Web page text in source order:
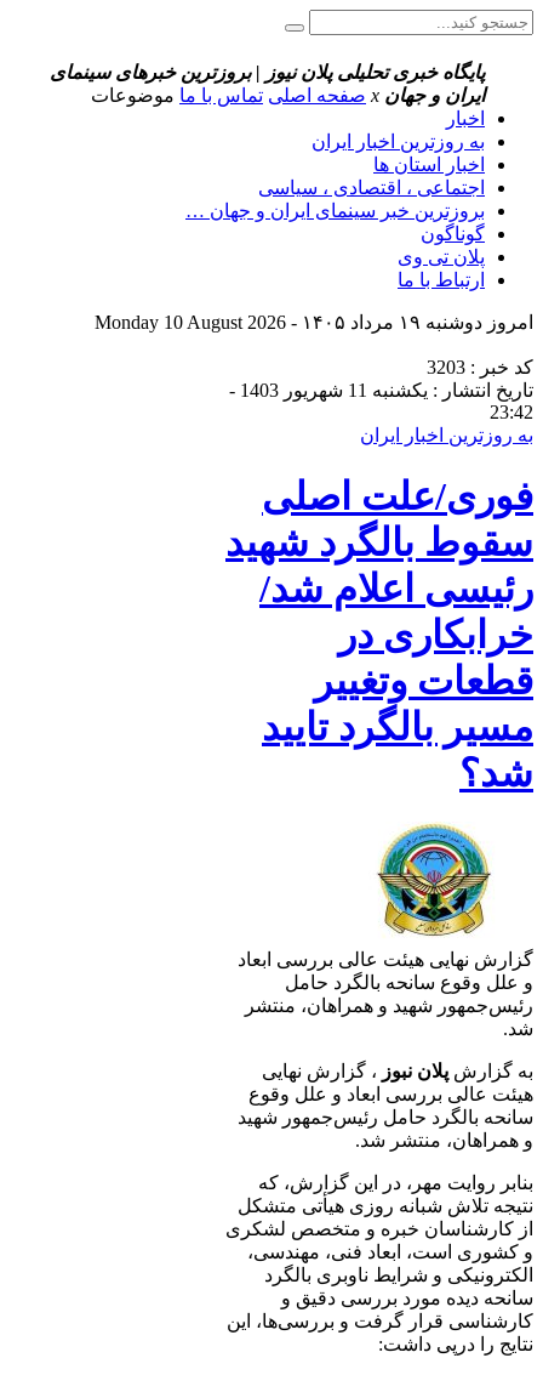
پایگاه خبری تحلیلی پلان نیوز | بروزترین خبرهای سینمای
ایران و جهان x صفحه اصلی تماس با ما موضوعات
اخبار
به روزترین اخبار ایران
اخبار استان ها
اجتماعی ، اقتصادی ، سیاسی
بروزترین خبر سینمای ایران و جهان …
گوناگون
پلان تی وی
ارتباط با ما
امروز دوشنبه ۱۹ مرداد ۱۴۰۵ - Monday 10 August 2026
کد خبر : 3203
تاریخ انتشار : یکشنبه 11 شهریور 1403 -
23:42
به روزترین اخبار ایران
فوری/علت اصلی
سقوط بالگرد شهید
رئیسی اعلام شد/
خرابکاری در
قطعات وتغییر
مسیر بالگرد تایید
شد؟
گزارش نهایی هیئت عالی بررسی ابعاد
و علل وقوع سانحه بالگرد حامل
رئیس‌جمهور شهید و همراهان، منتشر
شد.
به گزارش پلان نبوز ، گزارش نهایی
هیئت عالی بررسی ابعاد و علل وقوع
سانحه بالگرد حامل رئیس‌جمهور شهید
و همراهان، منتشر شد.
بنابر روایت مهر، در این گزارش، که
نتیجه تلاش شبانه روزی هیأتی متشکل
از کارشناسان خبره و متخصص لشکری
و کشوری است، ابعاد فنی، مهندسی،
الکترونیکی و شرایط ناوبری بالگرد
سانحه دیده مورد بررسی دقیق و
کارشناسی قرار گرفت و بررسی‌ها، این
نتایج را درپی داشت: